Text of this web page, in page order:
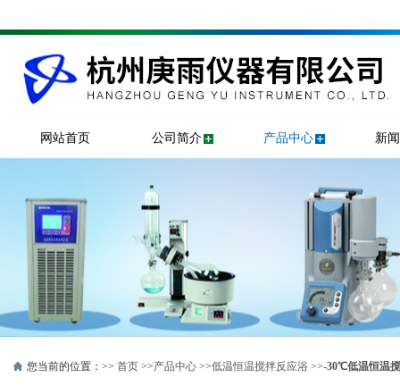
网站首页 公司简介 产品中心 新
您当前的位置：>> 首页 >>产品中心 >>低温恒温搅拌反应浴 >>-30℃低温恒温